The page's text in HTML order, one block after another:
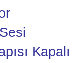
Kapalı